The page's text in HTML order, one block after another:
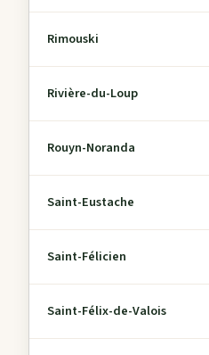
Rimouski
Rivière-du-Loup
Rouyn-Noranda
Saint-Eustache
Saint-Félicien
Saint-Félix-de-Valois